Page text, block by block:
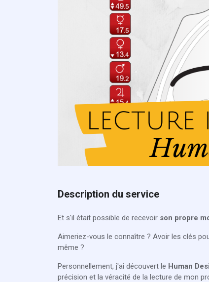
Description du service
Et s'il était possible de recevoir son propre
Aimeriez-vous le connaître ? Avoir les clés
même ?
Personnellement, j'ai découvert le Human
précision et la véracité de la lecture de mon